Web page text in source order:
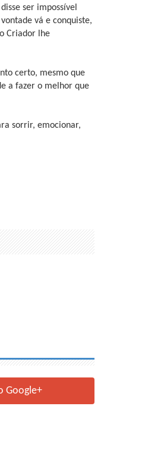
ser impossível
vá e conquiste,
Criador lhe
certo, mesmo que
a fazer o melhor que
sorrir, emocionar,
Google+